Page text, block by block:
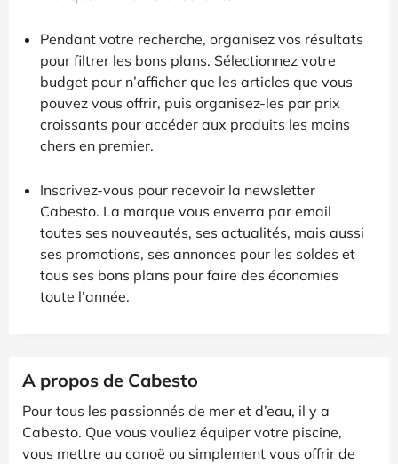
Pendant votre recherche, organisez vos résultats
pour filtrer les bons plans. Sélectionnez votre
budget pour n’afficher que les articles que vous
pouvez vous offrir, puis organisez-les par prix
croissants pour accéder aux produits les moins
chers en premier.
Inscrivez-vous pour recevoir la newsletter
Cabesto. La marque vous enverra par email
toutes ses nouveautés, ses actualités, mais aussi
ses promotions, ses annonces pour les soldes et
tous ses bons plans pour faire des économies
toute l’année.
A propos de Cabesto
Pour tous les passionnés de mer et d’eau, il y a
Cabesto. Que vous vouliez équiper votre piscine,
vous mettre au canoë ou simplement vous offrir de